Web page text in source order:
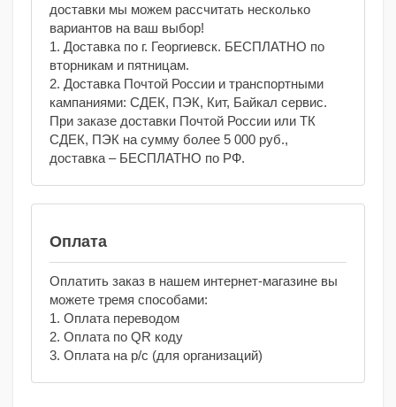
доставки мы можем рассчитать несколько
вариантов на ваш выбор!
1. Доставка по г. Георгиевск. БЕСПЛАТНО по
вторникам и пятницам.
2. Доставка Почтой России и транспортными
кампаниями: СДЕК, ПЭК, Кит, Байкал сервис.
При заказе доставки Почтой России или ТК
СДЕК, ПЭК на сумму более 5 000 руб.,
доставка – БЕСПЛАТНО по РФ.
Оплата
Оплатить заказ в нашем интернет-магазине вы
можете тремя способами:
1. Оплата переводом
2. Оплата по QR коду
3. Оплата на р/с (для организаций)